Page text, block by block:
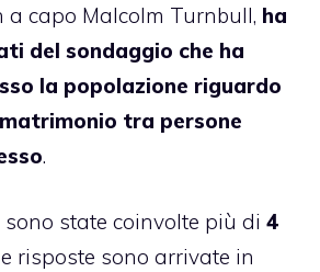
a capo Malcolm Turnbull, ha
del sondaggio che ha
la popolazione riguardo
tra persone
.
state coinvolte più di 4
risposte sono arrivate in